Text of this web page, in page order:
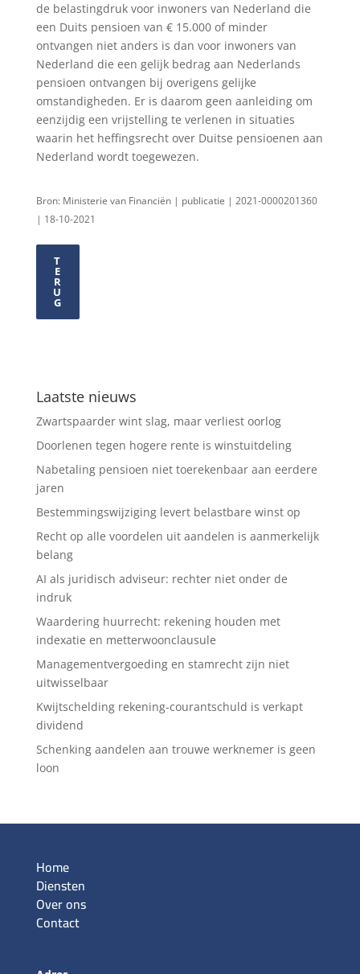
de belastingdruk voor inwoners van Nederland die
een Duits pensioen van € 15.000 of minder
ontvangen niet anders is dan voor inwoners van
Nederland die een gelijk bedrag aan Nederlands
pensioen ontvangen bij overigens gelijke
omstandigheden. Er is daarom geen aanleiding om
eenzijdig een vrijstelling te verlenen in situaties
waarin het heffingsrecht over Duitse pensioenen aan
Nederland wordt toegewezen.
Bron: Ministerie van Financiën | publicatie | 2021-0000201360
| 18-10-2021
T
E
R
U
G
Laatste nieuws
Zwartspaarder wint slag, maar verliest oorlog
Doorlenen tegen hogere rente is winstuitdeling
Nabetaling pensioen niet toerekenbaar aan eerdere
jaren
Bestemmingswijziging levert belastbare winst op
Recht op alle voordelen uit aandelen is aanmerkelijk
belang
AI als juridisch adviseur: rechter niet onder de
indruk
Waardering huurrecht: rekening houden met
indexatie en metterwoonclausule
Managementvergoeding en stamrecht zijn niet
uitwisselbaar
Kwijtschelding rekening-courantschuld is verkapt
dividend
Schenking aandelen aan trouwe werknemer is geen
loon
Home
Diensten
Over ons
Contact